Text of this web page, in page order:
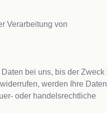
Verarbeitung von
bei uns, bis der Zweck
werden Ihre Daten
oder handelsrechtliche